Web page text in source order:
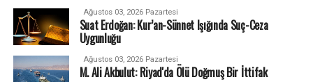
Ağustos 03, 2026 Pazartesi
Suat Erdoğan: Kur’an-Sünnet Işığında Suç-Ceza
Uygunluğu
Ağustos 03, 2026 Pazartesi
M. Ali Akbulut: Riyad'da Ölü Doğmuş Bir İttifak